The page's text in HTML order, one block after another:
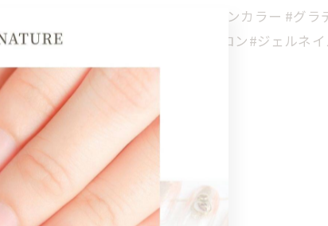
キンカラー#ナチュラルカラー#ワンカラー #グラ
市#松井山手#京田辺市#ネイルサロン#ジェルネ
一覧に戻る